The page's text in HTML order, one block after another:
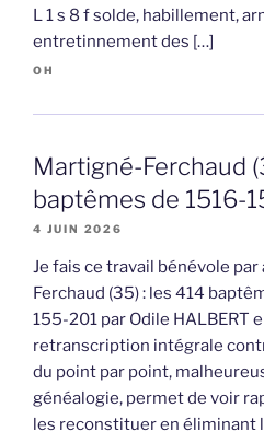
L 1 s 8 f solde, habillement,
entretinnement des […]
OH
Martigné-Ferchaud
baptêmes de 1516-
4 JUIN 2026
Je fais ce travail bénévole
Ferchaud (35) : les 414
155-201 par Odile HALBERT
retranscription intégrale
du point par point,
généalogie, permet de voir
les reconstituer en éliminant